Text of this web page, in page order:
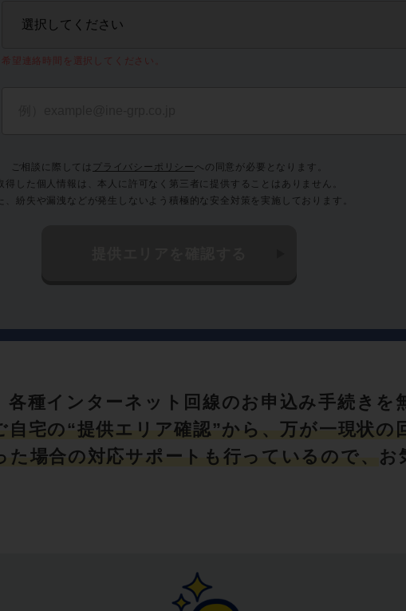
各種インターネット回線のお申込み手続きを
自宅の“提供エリア確認”から、万が一現状の
た場合の対応サポートも行っているので、 お